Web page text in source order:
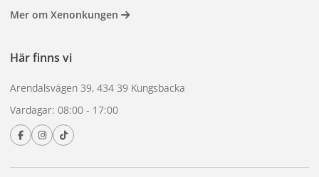
Mer om Xenonkungen
Här finns vi
Arendalsvägen 39, 434 39 Kungsbacka
Vardagar: 08:00 - 17:00